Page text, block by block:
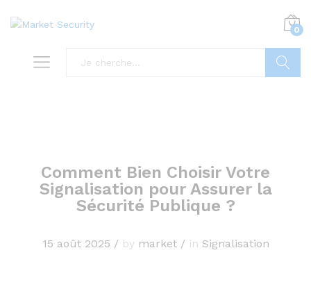
0
Comment Bien Choisir Votre
Signalisation pour Assurer la
Sécurité Publique ?
15 août 2025 /by market/in Signalisation